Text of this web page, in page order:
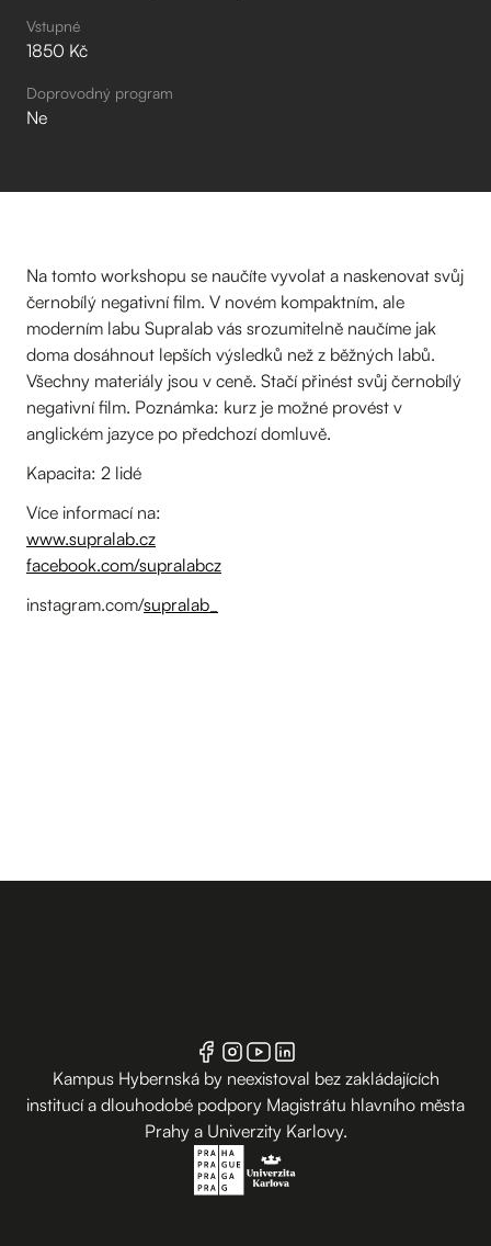
Vstupné
1850 Kč
Doprovodný program
Ne
Na tomto workshopu se naučíte vyvolat a naskenovat svůj
černobílý negativní film. V novém kompaktním, ale
moderním labu Supralab vás srozumitelně naučíme jak
doma dosáhnout lepších výsledků než z běžných labů.
Všechny materiály jsou v ceně. Stačí přinést svůj černobílý
negativní film. Poznámka: kurz je možné provést v
anglickém jazyce po předchozí domluvě.
Kapacita: 2 lidé
Více informací na:
www.supralab.cz
facebook.com/supralabcz
instagram.com/supralab_
Kampus Hybernská by neexistoval bez zakládajících
institucí a dlouhodobé podpory Magistrátu hlavního města
Prahy a Univerzity Karlovy.